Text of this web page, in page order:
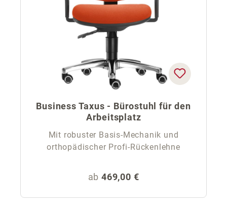
Business Taxus - Bürostuhl für den
Arbeitsplatz
Mit robuster Basis-Mechanik und
orthopädischer Profi-Rückenlehne
Regulärer Preis:
ab 469,00 €